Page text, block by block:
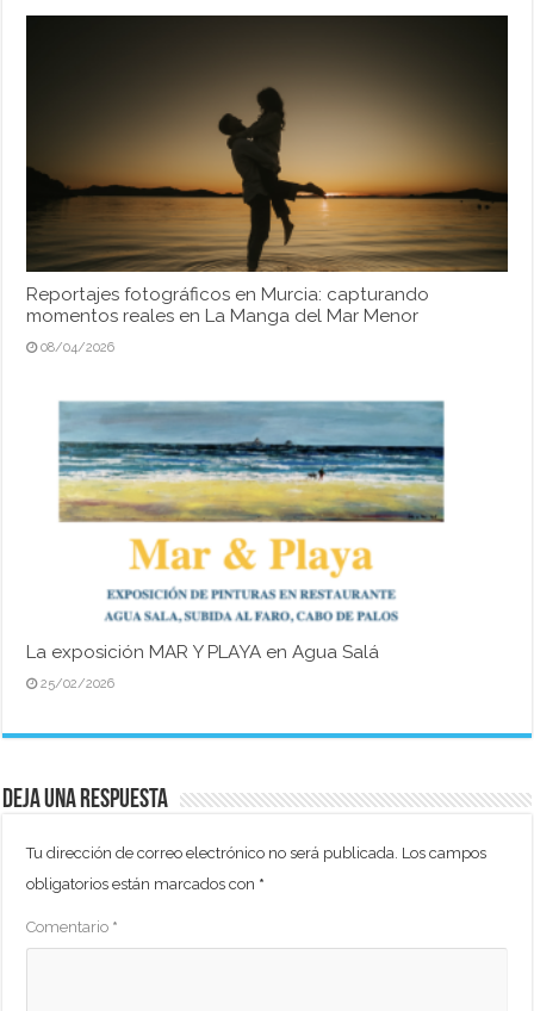
Reportajes fotográficos en Murcia: capturando
momentos reales en La Manga del Mar Menor
08/04/2026
La exposición MAR Y PLAYA en Agua Salá
25/02/2026
Deja una respuesta
Tu dirección de correo electrónico no será publicada. Los campos
obligatorios están marcados con *
Comentario *